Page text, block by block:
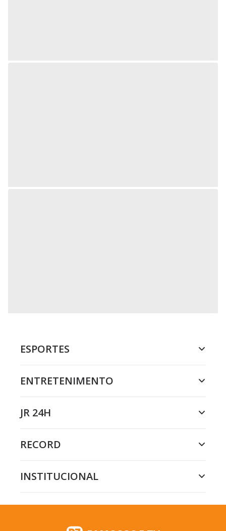
ESPORTES
ENTRETENIMENTO
JR 24H
RECORD
INSTITUCIONAL